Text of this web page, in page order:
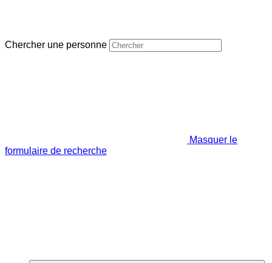
Chercher une personne
Masquer le
formulaire de recherche